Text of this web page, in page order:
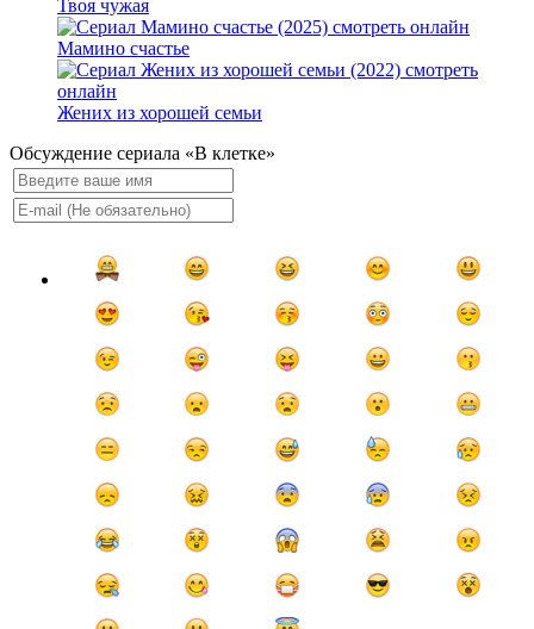
Твоя чужая
Мамино счастье
Жених из хорошей семьи
Обсуждение сериала «В клетке»